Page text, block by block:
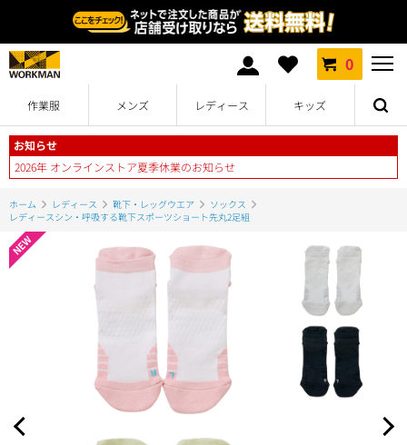
0
作業服 メンズ レディース キッズ
お知らせ
2026年 オンラインストア夏季休業のお知らせ
ホーム レディース 靴下・レッグウエア
ソックス
レディースシン・呼吸する靴下スポーツショート先丸2足組